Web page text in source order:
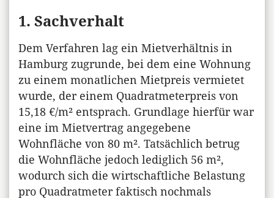
1. Sachverhalt
Dem Verfahren lag ein Mietverhältnis in
Hamburg zugrunde, bei dem eine Wohnung
zu einem monatlichen Mietpreis vermietet
wurde, der einem Quadratmeterpreis von
15,18 €/m² entsprach. Grundlage hierfür war
eine im Mietvertrag angegebene
Wohnfläche von 80 m². Tatsächlich betrug
die Wohnfläche jedoch lediglich 56 m²,
wodurch sich die wirtschaftliche Belastung
pro Quadratmeter faktisch nochmals